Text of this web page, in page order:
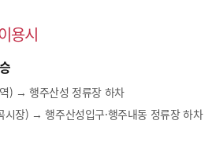
용시
역) →행주산성 정류장 하차
시장) →행주산성입구·행주내동 정류장하차